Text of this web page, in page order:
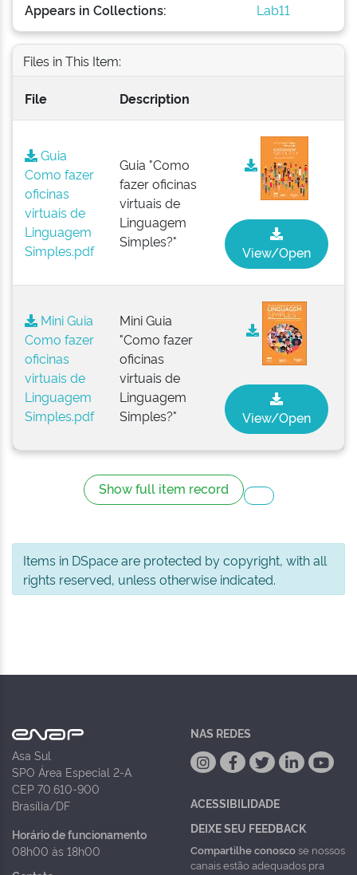
Appears in Collections: Lab11
Files in This Item:
File Description
Guia
Como fazer
oficinas
virtuais de
Linguagem
Simples.pdf
Guia "Como
fazer oficinas
virtuais de
Linguagem
Simples?"
View/Open
Mini Guia
Como fazer
oficinas
virtuais de
Linguagem
Simples.pdf
Mini Guia
"Como fazer
oficinas
virtuais de
Linguagem
Simples?"
View/Open
Show full item record
Items in DSpace are protected by copyright, with all
rights reserved, unless otherwise indicated.
Asa Sul
SPO Área Especial 2-A
CEP 70.610-900
Brasília/DF
Horário de funcionamento
08h00 às 18h00
NAS REDES
ACESSIBILIDADE
DEIXE SEU FEEDBACK
Compartilhe conoscose nossos
canais estão adequados pra